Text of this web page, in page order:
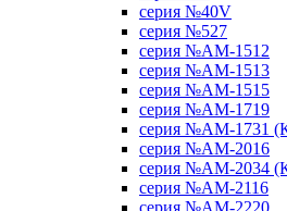
серия №40V
серия №527
серия №AM-1512
серия №AM-1513
серия №AM-1515
серия №AM-1719
серия №AM-1731
серия №AM-2016
серия №AM-2034
серия №AM-2116
серия №AM-2220